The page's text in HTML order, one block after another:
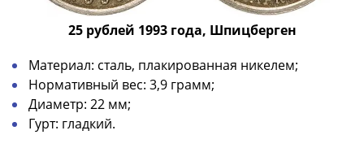
25 рублей 1993 года, Шпицберген
Материал: сталь, плакированная никелем;
Нормативный вес: 3,9 грамм;
Диаметр: 22 мм;
Гурт: гладкий.